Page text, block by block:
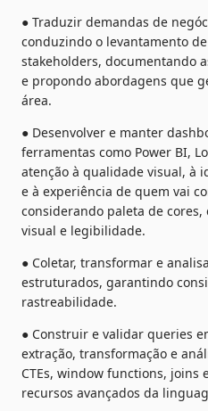
● Traduzir demandas de
conduzindo o levantamento
stakeholders, documentando
e propondo abordagens que
área.
● Desenvolver e manter
ferramentas como Power BI,
atenção à qualidade visual, à
e à experiência de quem vai
considerando paleta de
visual e legibilidade.
● Coletar, transformar e
estruturados, garantindo
rastreabilidade.
● Construir e validar queries
extração, transformação e
CTEs, window functions, joins
recursos avançados da